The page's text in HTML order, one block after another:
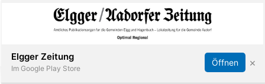
Abonnieren Online Anmelden Anmelden
Elgger Zeitung
Im Google Play Store
Öffnen ×